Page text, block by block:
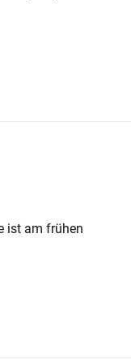
ist am frühen